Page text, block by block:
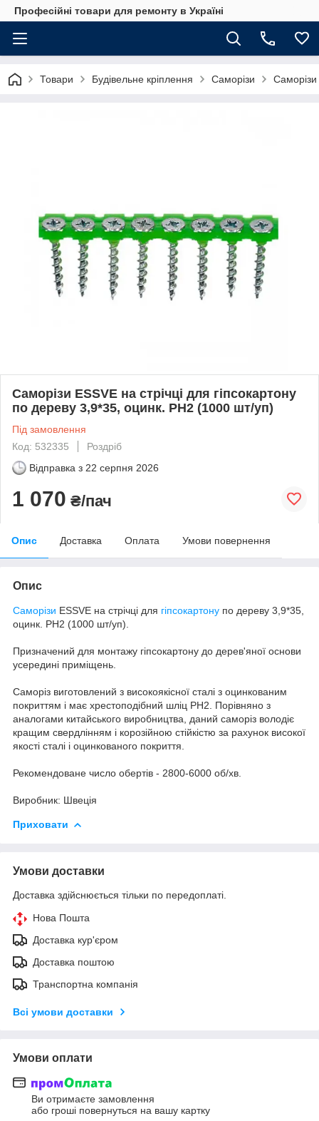
Професійні товари для ремонту в Україні
Товари Будівельне кріплення Саморізи
Саморізи ESSVE на стрічці для гіпсокартону
по дереву 3,9*35, оцинк. PH2 (1000 шт/уп)
Під замовлення
Код: 532335
Роздріб
Відправка з 22 серпня 2026
1 070 ₴/пач
Опис Доставка Оплата Умови повернення
Опис
Саморізи ESSVE на стрічці для гіпсокартону по дереву 3,9*35,
оцинк. PH2 (1000 шт/уп).
Призначений для монтажу гіпсокартону до дерев'яної основи
усередині приміщень.
Саморіз виготовлений з високоякісної сталі з оцинкованим
покриттям і має хрестоподібний шліц PH2. Порівняно з
аналогами китайського виробництва, даний саморіз володіє
кращим свердлінням і корозійною стійкістю за рахунок високої
якості сталі і оцинкованого покриття.
Рекомендоване число обертів - 2800-6000 об/хв.
Виробник: Швеція
Приховати
Умови доставки
Доставка здійснюється тільки по передоплаті.
Нова Пошта
Доставка кур'єром
Доставка поштою
Транспортна компанія
Всі умови доставки
Умови оплати
Ви отримаєте замовлення
або гроші повернуться на вашу картку